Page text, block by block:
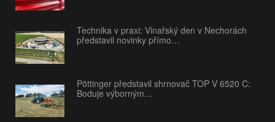
Technika v praxi: Vinařský den v Nechorách
představil novinky přímo…
Pöttinger představil shrnovač TOP V 6520 C:
Boduje výborným…